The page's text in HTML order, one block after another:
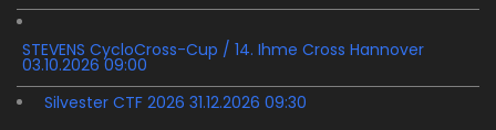
STEVENS CycloCross-Cup / 14. Ihme Cross Hannover
03.10.2026 09:00
Silvester CTF 2026 31.12.2026 09:30